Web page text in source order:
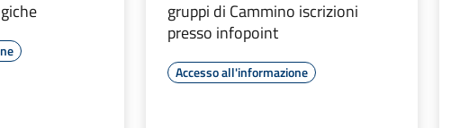
gruppi di Cammino iscrizioni
presso infopoint
Accesso all'informazione